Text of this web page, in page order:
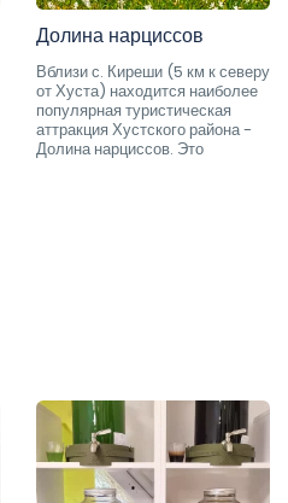
Долина нарциссов
Вблизи с. Киреши (5 км к северу
от Хуста) находится наиболее
популярная туристическая
аттракция Хустского района -
Долина нарциссов. Это